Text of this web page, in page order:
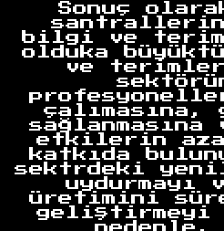
Sonuç
bilgi ve
olduka
ve
çalımasına,
etkilerin
katkıda
sektrdeki
uydurmayı
üretimini
geliştirmeyi
Anasayfa